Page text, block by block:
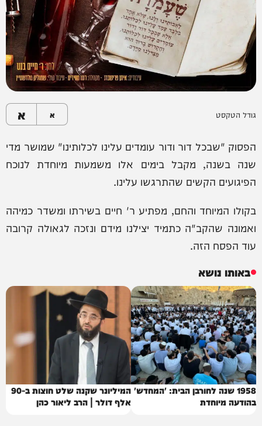
גודל הטקסט א א
הפסוק "שבכל דור ודור עומדים עלינו לכלותינו" שמושר מדי
שנה בשנה, מקבל בימים אלו משמעות מיוחדת לנוכח
הפיגועים הקשים שהתרגשו עלינו.
בקולו המיוחד והחם, מפתיע ר' חיים בשירתו ומשדר כמיהה
ואמונה שהקב"ה כתמיד יצילנו מידם ונזכה לגאולה קרובה
עוד הפסח הזה.
באותו נושא
1958 שנה לחורבן הבית: 'המחדש'
בהודעה מיוחדת
המיליונר שקנה שלט חוצות ב-90
אלף דולר | הרב ליאור כהן